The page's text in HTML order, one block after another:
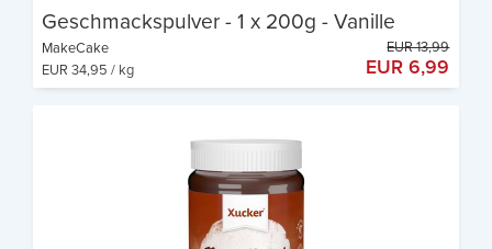
Geschmackspulver - 1 x 200g - Vanille
MakeCake
EUR 34,95 / kg
EUR 13,99
EUR 6,99
Ohne Zuckerzusatz
Vegan & ballaststoffreich